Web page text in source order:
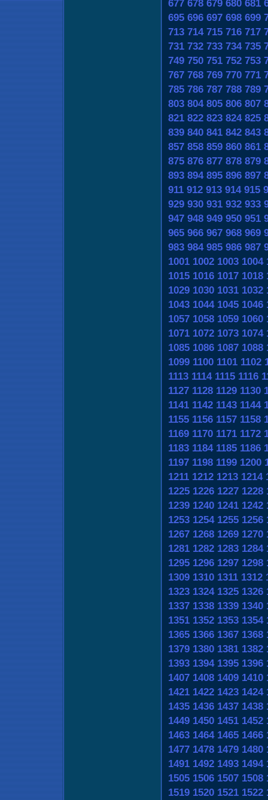
677 678 679 680 681
695 696 697 698 699
713 714 715 716 717
731 732 733 734 735
749 750 751 752 753
767 768 769 770 771
785 786 787 788 789
803 804 805 806 807
821 822 823 824 825
839 840 841 842 843
857 858 859 860 861
875 876 877 878 879
893 894 895 896 897
911 912 913 914 915
929 930 931 932 933
947 948 949 950 951
965 966 967 968 969
983 984 985 986 987
1001 1002 1003 1004
1015 1016 1017 1018
1029 1030 1031 1032
1043 1044 1045 1046
1057 1058 1059 1060
1071 1072 1073 1074
1085 1086 1087 1088
1099 1100 1101 1102
1113 1114 1115 1116
1127 1128 1129 1130
1141 1142 1143 1144
1155 1156 1157 1158
1169 1170 1171 1172
1183 1184 1185 1186
1197 1198 1199 1200
1211 1212 1213 1214
1225 1226 1227 1228
1239 1240 1241 1242
1253 1254 1255 1256
1267 1268 1269 1270
1281 1282 1283 1284
1295 1296 1297 1298
1309 1310 1311 1312
1323 1324 1325 1326
1337 1338 1339 1340
1351 1352 1353 1354
1365 1366 1367 1368
1379 1380 1381 1382
1393 1394 1395 1396
1407 1408 1409 1410
1421 1422 1423 1424
1435 1436 1437 1438
1449 1450 1451 1452
1463 1464 1465 1466
1477 1478 1479 1480
1491 1492 1493 1494
1505 1506 1507 1508
1519 1520 1521 1522